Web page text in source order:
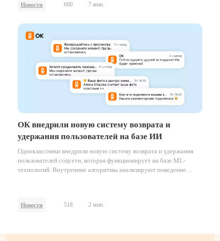
Новости 600 7 мин.
ОК внедрили новую систему возврата и
удержания пользователей на базе ИИ
Одноклассники внедрили новую систему возврата и удержания
пользователей соцсети, которая функционирует на базе ML-
технологий. Внутренние алгоритмы анализируют поведение
учётом его интересов. Внедрение модели позволило ОК вернуть
Новости 518 2 мин.